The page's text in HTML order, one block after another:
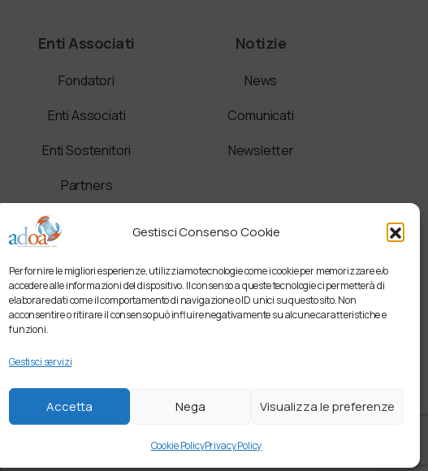
Gestisci Consenso Cookie
Per fornire le migliori esperienze, utilizziamo tecnologie come i cookie per memorizzare e/o
accedere alle informazioni del dispositivo. Il consenso a queste tecnologie ci permetterà di
elaborare dati come il comportamento di navigazione o ID unici su questo sito. Non
acconsentire o ritirare il consenso può influire negativamente su alcune caratteristiche e
funzioni.
Gestisci servizi
Accetta Nega Visualizza le preferenze
Cookie PolicyPrivacy Policy
Enti Associati
Fondatori
Enti Associati
Enti Sostenitori
Partners
Notizie
News
Comunicati
Newsletter